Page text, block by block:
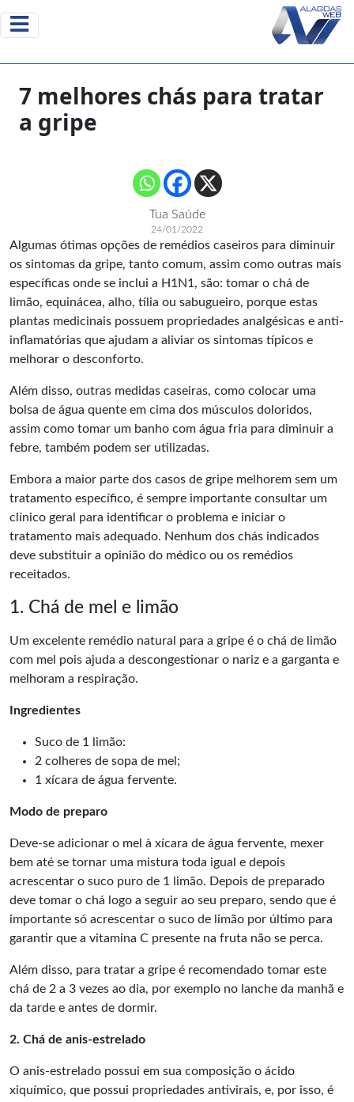
7 melhores chás para tratar
a gripe
Tua Saúde
24/01/2022
Algumas ótimas opções de remédios caseiros para diminuir
os sintomas da gripe, tanto comum, assim como outras mais
específicas onde se inclui a H1N1, são: tomar o chá de
limão, equinácea, alho, tília ou sabugueiro, porque estas
plantas medicinais possuem propriedades analgésicas e anti-
inflamatórias que ajudam a aliviar os sintomas típicos e
melhorar o desconforto.
Além disso, outras medidas caseiras, como colocar uma
bolsa de água quente em cima dos músculos doloridos,
assim como tomar um banho com água fria para diminuir a
febre, também podem ser utilizadas.
Embora a maior parte dos casos de gripe melhorem sem um
tratamento específico, é sempre importante consultar um
clínico geral para identificar o problema e iniciar o
tratamento mais adequado. Nenhum dos chás indicados
deve substituir a opinião do médico ou os remédios
receitados.
1. Chá de mel e limão
Um excelente remédio natural para a gripe é o chá de limão
com mel pois ajuda a descongestionar o nariz e a garganta e
melhoram a respiração.
Ingredientes
Suco de 1 limão:
2 colheres de sopa de mel;
1 xícara de água fervente.
Modo de preparo
Deve-se adicionar o mel à xícara de água fervente, mexer
bem até se tornar uma mistura toda igual e depois
acrescentar o suco puro de 1 limão. Depois de preparado
deve tomar o chá logo a seguir ao seu preparo, sendo que é
importante só acrescentar o suco de limão por último para
garantir que a vitamina C presente na fruta não se perca.
Além disso, para tratar a gripe é recomendado tomar este
chá de 2 a 3 vezes ao dia, por exemplo no lanche da manhã e
da tarde e antes de dormir.
2. Chá de anis-estrelado
O anis-estrelado possui em sua composição o ácido
xiquímico, que possui propriedades antivirais, e, por isso, é